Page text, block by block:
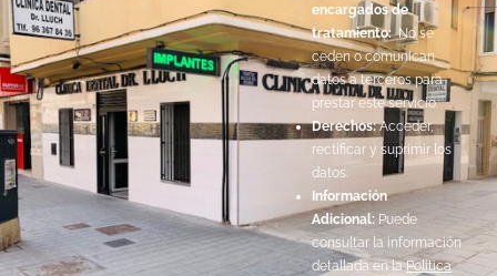
encargados de
tratamiento:No se
ceden o comunican
datos a terceros para
prestar este servicio.
Derechos:Acceder,
rectificar y suprimir los
datos.
Información
Adicional: Puede
consultar la información
detallada en laPolítica